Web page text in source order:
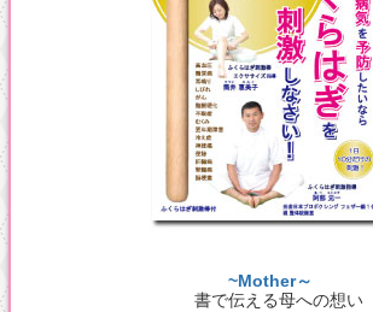
~Mother～
書で伝える母への想い